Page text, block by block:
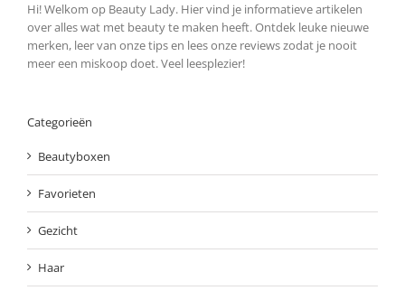
Hi! Welkom op Beauty Lady. Hier vind je informatieve artikelen
over alles wat met beauty te maken heeft. Ontdek leuke nieuwe
merken, leer van onze tips en lees onze reviews zodat je nooit
meer een miskoop doet. Veel leesplezier!
Categorieën
Beautyboxen
Favorieten
Gezicht
Haar